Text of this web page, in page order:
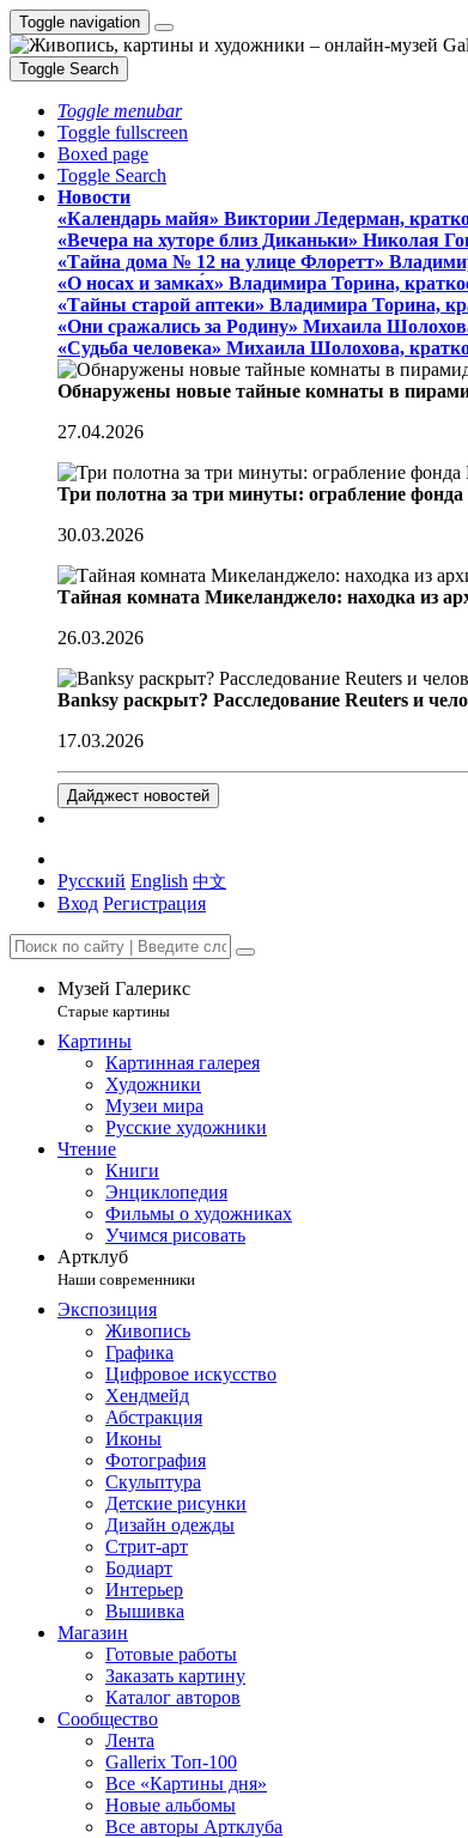
Toggle navigation
Toggle Search
Toggle menubar
Toggle fullscreen
Boxed page
Toggle Search
Новости
«Календарь майя» Виктории Ледерман,
«Вечера на хуторе близ Диканьки» Николая
«Тайна дома № 12 на улице Флоретт»
«О носах и замка́х» Владимира Торина,
«Тайны старой аптеки» Владимира Торина,
«Они сражались за Родину» Михаила
«Судьба человека» Михаила Шолохова,
Обнаружены новые тайные комнаты в
27.04.2026
Три полотна за три минуты: ограбление
30.03.2026
Тайная комната Микеланджело: находка из
26.03.2026
Banksy раскрыт? Расследование Reuters и
17.03.2026
Дайджест новостей
Русский English 中文
Вход Регистрация
Музей Галерикс
Старые картины
Картины
Картинная галерея
Художники
Музеи мира
Русские художники
Чтение
Книги
Энциклопедия
Фильмы о художниках
Учимся рисовать
Артклуб
Наши современники
Экспозиция
Живопись
Графика
Цифровое искусство
Хендмейд
Абстракция
Иконы
Фотография
Скульптура
Детские рисунки
Дизайн одежды
Стрит-арт
Бодиарт
Интерьер
Вышивка
Магазин
Готовые работы
Заказать картину
Каталог авторов
Сообщество
Лента
Gallerix Топ-100
Все «Картины дня»
Новые альбомы
Все авторы Артклуба